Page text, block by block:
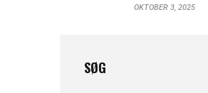
OKTOBER 3, 2025
SØG